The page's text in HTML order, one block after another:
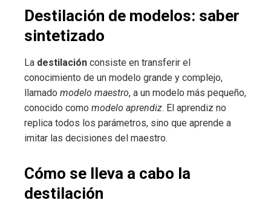
Destilación de modelos: saber
sintetizado
La destilación consiste en transferir el
conocimiento de un modelo grande y complejo,
llamado modelo maestro, a un modelo más pequeño,
conocido como modelo aprendiz. El aprendiz no
replica todos los parámetros, sino que aprende a
imitar las decisiones del maestro.
Cómo se lleva a cabo la
destilación